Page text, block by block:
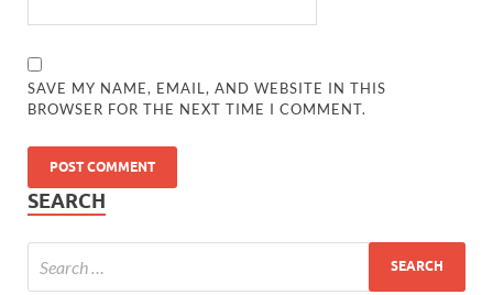
SAVE MY NAME, EMAIL, AND WEBSITE IN THIS
BROWSER FOR THE NEXT TIME I COMMENT.
SEARCH